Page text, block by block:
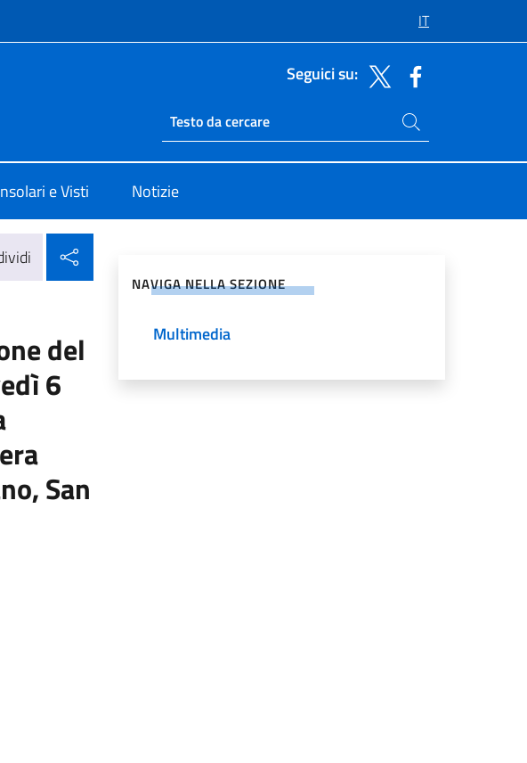
IT
Seguici su:
Ricerca sito live
Cerca nel sito
e Visti Notizie
del
6
San
NAVIGA NELLA SEZIONE
Multimedia